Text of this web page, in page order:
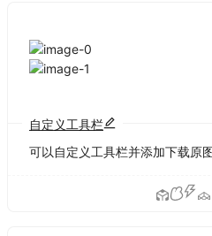
自定义工具栏
可以自定义工具栏并添加下载原